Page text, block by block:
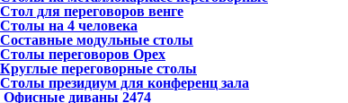
Стол для переговоров венге
Столы на 4 человека
Составные модульные столы
Столы переговоров Орех
Круглые переговорные столы
Столы президиум для конференц зала
Офисные диваны 2474